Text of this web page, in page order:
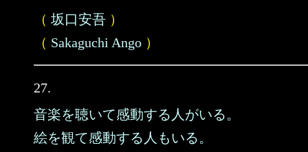
（ 坂口安吾 ）
（ Sakaguchi Ango ）
27.
音楽を聴いて感動する人がいる。
絵を観て感動する人もいる。